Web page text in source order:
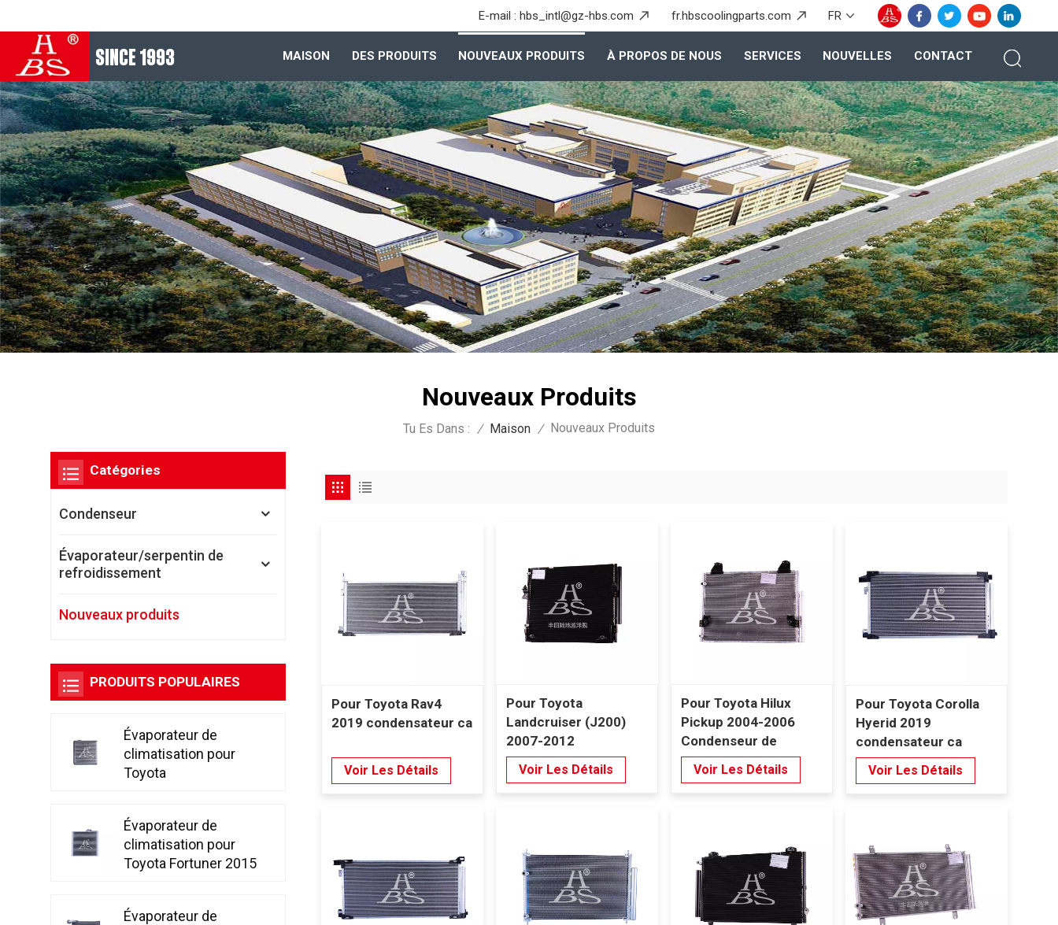
FR
E-mail :hbs_intl@gz-hbs.com fr.hbscoolingparts.com
SINCE 1993 MAISON DES PRODUITS NOUVEAUX PRODUITS À PROPOS DE NOUS SERVICES NOUVELLES CONTACT
Nouveaux Produits
Tu Es Dans : / Maison / Nouveaux Produits
Pour Toyota Rav4
2019 condensateur ca
Voir Les Détails
Pour Toyota
Landcruiser (J200)
2007-2012
Condenseur de
climatisation
Voir Les Détails
Pour Toyota Hilux
Pickup 2004-2006
Condenseur de
climatisation
Voir Les Détails
Pour Toyota Corolla
Hyerid 2019
condensateur ca
Voir Les Détails
Catégories
Condenseur
Évaporateur/serpentin de
refroidissement
Nouveaux produits
PRODUITS POPULAIRES
Évaporateur de
climatisation pour
Toyota
Évaporateur de
climatisation pour
Toyota Fortuner 2015
Évaporateur de